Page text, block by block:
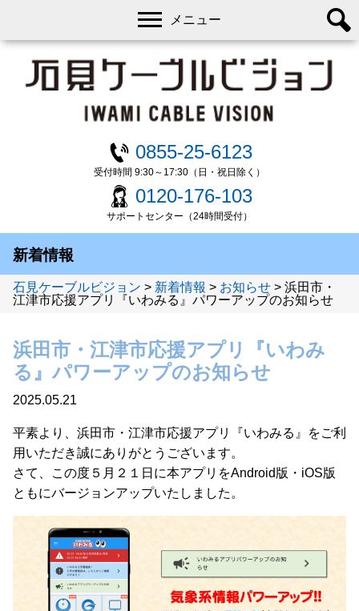
0855-25-6123
受付時間 9:30～17:30（日・祝日除く）
0120-176-103
サポートセンター（24時間受付）
メニュー
新着情報
石見ケーブルビジョン > 新着情報 > お知らせ > 浜田市・
江津市応援アプリ『いわみる』パワーアップのお知らせ
浜田市・江津市応援アプリ『いわみ
る』パワーアップのお知らせ
2025.05.21
平素より、浜田市・江津市応援アプリ『いわみる』をご利
用いただき誠にありがとうございます。
さて、この度５月２１日に本アプリをAndroid版・iOS版
ともにバージョンアップいたしました。